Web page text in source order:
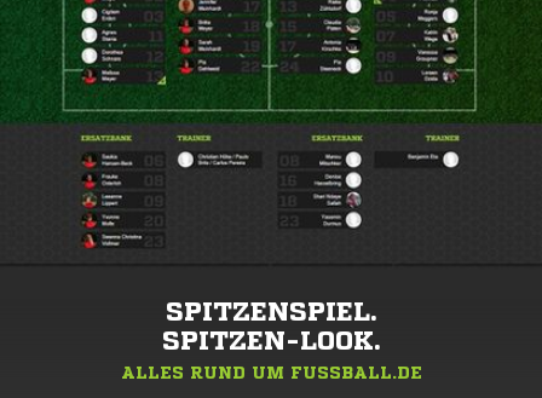
SPITZENSPIEL.
SPITZEN-LOOK.
ALLES RUND UM FUSSBALL.DE